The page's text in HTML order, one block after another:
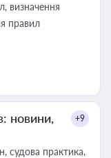
визначення
правил
новини,
+9
судова практика,